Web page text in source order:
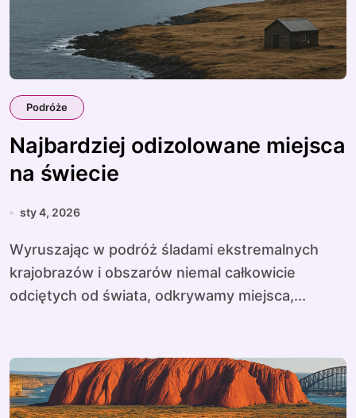
Podróże
Najbardziej odizolowane miejsca
na świecie
sty 4, 2026
Wyruszając w podróż śladami ekstremalnych
krajobrazów i obszarów niemal całkowicie
odciętych od świata, odkrywamy miejsca,...